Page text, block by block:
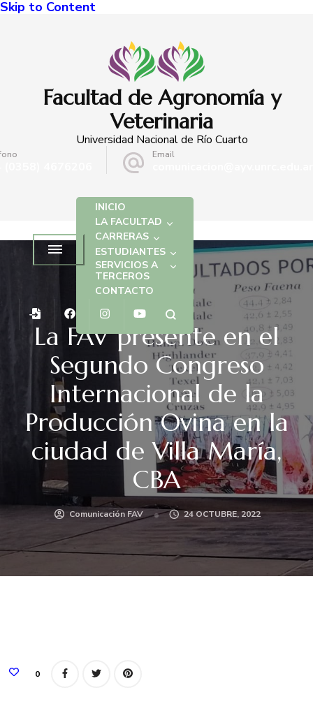
Skip to Content
Facultad de Agronomía y
Veterinaria
Universidad Nacional de Río Cuarto
Email
INICIO
LA FACULTAD
CARRERAS
ESTUDIANTES
SERVICIOS A
TERCEROS
CONTACTO
NOTICIAS
La FAV presente en el
Segundo Congreso
Internacional de la
Producción Ovina en la
ciudad de Villa María,
CBA
Comunicación FAV 24 OCTUBRE, 2022
0